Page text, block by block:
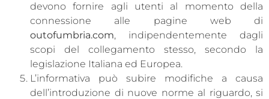
devono fornire agli utenti al momento della
connessione alle pagine web di
outofumbria.com, indipendentemente dagli
scopi del collegamento stesso, secondo la
legislazione Italiana ed Europea.
L’informativa può subire modifiche a causa
dell’introduzione di nuove norme al riguardo, si